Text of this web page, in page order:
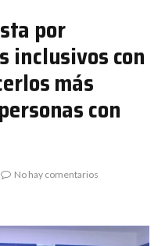
por
inclusivos con
más
con
No hay comentarios